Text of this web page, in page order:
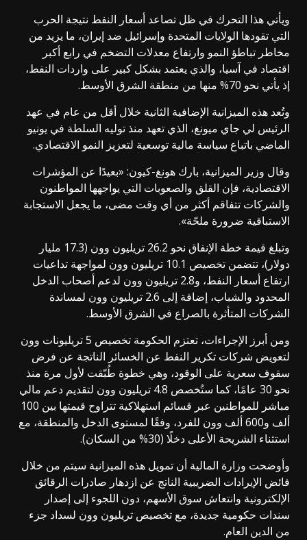
ويأتي هذا التحرك في ظل تصاعد أسعار النفط نتيجة الحرب
التي تقودها الولايات المتحدة وإسرائيل ضد إيران، ما يزيد من
مخاطر تباطؤ النمو وارتفاع معدلات التضخم في رابع أكبر
اقتصاد في آسيا، والذي يعتمد بشكل كبير على واردات النفط،
إذ يأتي نحو 70% منها من منطقة الشرق الأوسط.
وتُعد هذه الميزانية الإضافية الثانية خلال أقل من عام في عهد
الرئيس لي جاي ميونغ، الذي تعهد منذ توليه السلطة في يونيو
الماضي باتباع سياسة مالية توسعية لتعزيز النمو الاقتصادي.
وقال وزير الميزانية، بارك هونغ-كيون: «بعيدًا عن المؤشرات
الاقتصادية، فإن القلق والصعوبات التي يواجهها المواطنون
والشركات تتفاقم أكثر من أي وقت مضى، ما يجعل الاستجابة
الاستباقية ضرورة ملحّة».
وتبلغ قيمة خطة الإنفاق نحو 26.2 تريليون وون (17.3 مليار
دولار)، تتضمن تخصيص 10.1 تريليون وون لمواجهة تداعيات
ارتفاع أسعار النفط، و2.8 تريليون وون لدعم أصحاب الدخل
المحدود والشباب، إضافة إلى 2.6 تريليون وون لمساندة
الشركات المتأثرة بالصراع في الشرق الأوسط.
ومن أبرز الإجراءات، تعتزم الحكومة تخصيص 5 تريليونات وون
لتعويض شركات تكرير النفط عن الخسائر الناتجة عن فرض
سقوف سعرية على الوقود، وهي خطوة طُبّقت لأول مرة منذ
نحو 30 عامًا، كما ستُخصص 4.8 تريليون وون لتقديم دعم مالي
مباشر للمواطنين عبر قسائم استهلاكية تتراوح قيمتها بين 100
ألف و600 ألف وون للفرد، وفقًا لمستوى الدخل والمنطقة، مع
استثناء الشريحة الأعلى دخلًا (30% من السكان).
وأوضحت وزارة المالية أن تمويل هذه الميزانية سيتم من خلال
فائض الإيرادات الضريبية الناتج عن ازدهار صادرات الرقائق
الإلكترونية وانتعاش سوق الأسهم، دون اللجوء إلى إصدار
سندات حكومية جديدة، مع تخصيص تريليون وون لسداد جزء
من الدين العام.